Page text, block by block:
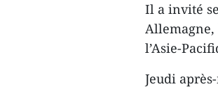
Il a invité
Allemagne,
l’Asie-
Jeudi